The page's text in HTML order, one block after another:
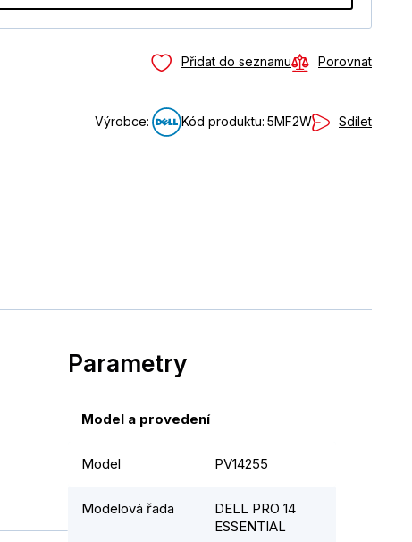
Přidat do seznamu Porovnat
Výrobce: Kód produktu: 5MF2W Sdílet
Parametry
Model a provedení
Model PV14255
Modelová řada
DELL PRO 14
ESSENTIAL